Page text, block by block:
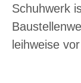
Schuhwerk
leihweise